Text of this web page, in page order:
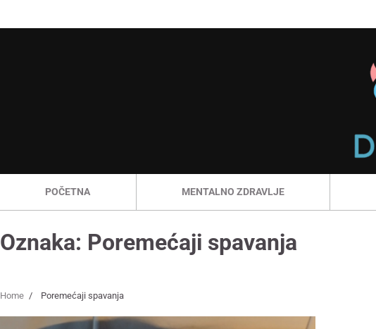
POČETNA MENTALNO ZDRAVLJE
Oznaka: Poremećaji spavanja
Home Poremećaji spavanja